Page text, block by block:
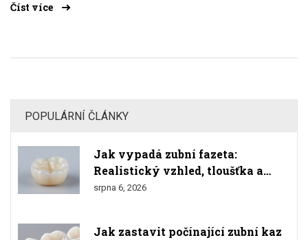
Číst více
POPULÁRNÍ ČLÁNKY
Jak vypadá zubní fazeta:
Realistický vzhled, tloušťka a
srovnání s přírodními zuby
srpna 6, 2026
Jak zastavit počínající zubní kaz